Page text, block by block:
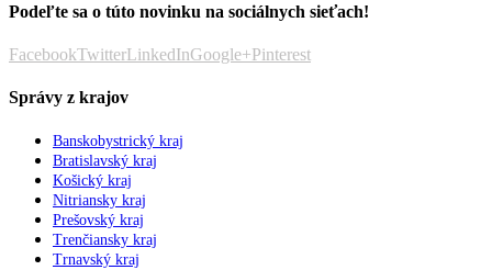
Podeľte sa o túto novinku na sociálnych sieťach!
FacebookTwitterLinkedInGoogle+Pinterest
Správy z krajov
Banskobystrický kraj
Bratislavský kraj
Košický kraj
Nitriansky kraj
Prešovský kraj
Trenčiansky kraj
Trnavský kraj